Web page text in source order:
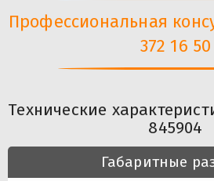
Профессиональная
372 16 50
Технические
845904
Габаритные